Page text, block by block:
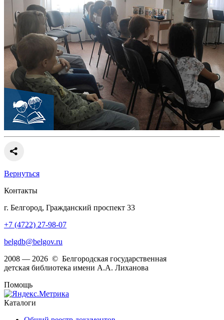
Вернуться
Контакты
г. Белгород, Гражданский проспект 33
+7 (4722) 27-98-07
belgdb@belgov.ru
2008 — 2026 © Белгородская государственная
детская библиотека имени А.А. Лиханова
Помощь
Каталоги